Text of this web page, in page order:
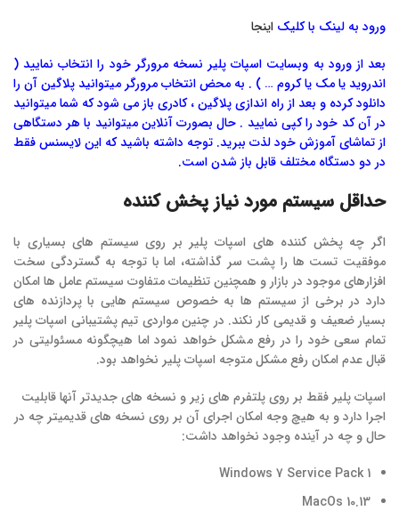
ورود به لینک با کلیک اینجا
بعد از ورود به وبسایت اسپات پلیر نسخه مرورگر خود را انتخاب نمایید (
اندروید یا مک یا کروم … ) . به محض انتخاب مرورگر میتوانید پلاگین آن را
دانلود کرده و بعد از راه اندازی پلاگین ، کادری باز می شود که شما میتوانید
در آن کد خود را کپی نمایید . حال بصورت آنلاین میتوانید با هر دستگاهی
از تماشای آموزش خود لذت ببرید. توجه داشته باشید که این لایسنس فقط
در دو دستگاه مختلف قابل باز شدن است.
حداقل سیستم مورد نیاز پخش کننده
اگر چه پخش کننده های اسپات پلیر بر روی سیستم های بسیاری با
موفقیت تست ها را پشت سر گذاشته، اما با توجه به گستردگی سخت
افزارهای موجود در بازار و همچنین تنظیمات متفاوت سیستم عامل ها امکان
دارد در برخی از سیستم ها به خصوص سیستم هایی با پردازنده های
بسیار ضعیف و قدیمی کار نکند. در چنین مواردی تیم پشتیبانی اسپات پلیر
تمام سعی خود را در رفع مشکل خواهد نمود اما هیچگونه مسئولیتی در
قبال عدم امکان رفع مشکل متوجه اسپات پلیر نخواهد بود.
اسپات پلیر فقط بر روی پلتفرم های زیر و نسخه های جدیدتر آنها قابلیت
اجرا دارد و به هیچ وجه امکان اجرای آن بر روی نسخه های قدیمیتر چه در
حال و چه در آینده وجود نخواهد داشت:
Windows 7 Service Pack 1
MacOs 10.13